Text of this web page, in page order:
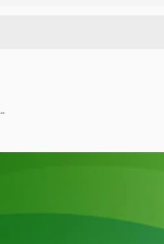
kostenloser Download